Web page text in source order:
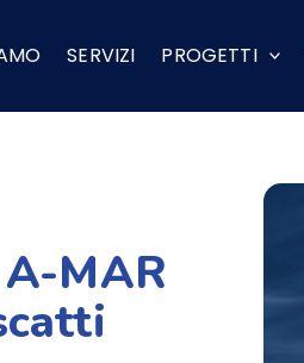
SERVIZI PROGETTI
MAR